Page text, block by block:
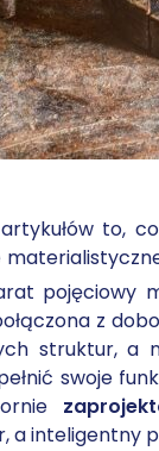
to,
pojęciowy
z
struktur, a
swoje
inteligentny